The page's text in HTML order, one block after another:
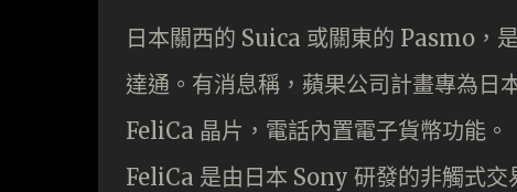
日本關西的 Suica 或關東的 Pasmo，
達通。有消息稱，蘋果公司計畫專為
FeliCa 晶片，電話內置電子貨幣功能。
FeliCa 是由日本 Sony 研發的非觸式